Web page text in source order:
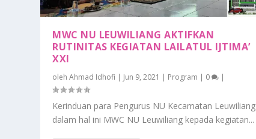
MWC NU LEUWILIANG AKTIFKAN
RUTINITAS KEGIATAN LAILATUL IJTIMA’
XXI
olehAhmad Idhofi | Jun 9, 2021 | Program | 0 |
Kerinduan para Pengurus NU Kecamatan Leuwiliang
dalam hal ini MWC NU Leuwiliang kepada kegiatan...